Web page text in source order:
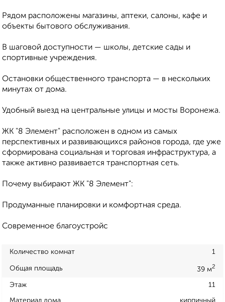
Рядом расположены магазины, аптеки, салоны, кафе и
объекты бытового обслуживания.
В шаговой доступности — школы, детские сады и
спортивные учреждения.
Остановки общественного транспорта — в нескольких
минутах от дома.
Удобный выезд на центральные улицы и мосты Воронежа.
ЖК "8 Элемент" расположен в одном из самых
перспективных и развивающихся районов города, где уже
сформирована социальная и торговая инфраструктура, а
также активно развивается транспортная сеть.
Почему выбирают ЖК "8 Элемент":
Продуманные планировки и комфортная среда.
Современное благоустройс
Количество комнат 1
Общая площадь 39 м2
Этаж 11
Материал дома кирпичный